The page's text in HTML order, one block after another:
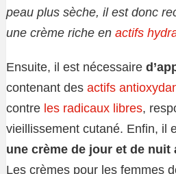
peau plus sèche, il est donc
une crème riche en actifs
Ensuite, il est nécessaire
contenant des actifs
contre les radicaux libres,
vieillissement cutané. Enfin, il
une crème de jour et de nuit
Les crèmes pour les femmes